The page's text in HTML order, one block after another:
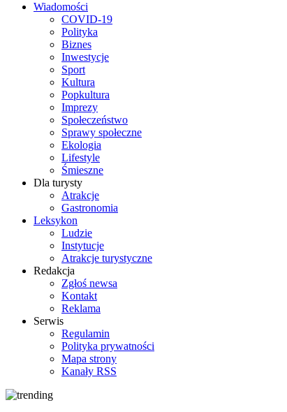
Wiadomości
COVID-19
Polityka
Biznes
Inwestycje
Sport
Kultura
Popkultura
Imprezy
Społeczeństwo
Sprawy społeczne
Ekologia
Lifestyle
Śmieszne
Dla turysty
Atrakcje
Gastronomia
Leksykon
Ludzie
Instytucje
Atrakcje turystyczne
Redakcja
Zgłoś newsa
Kontakt
Reklama
Serwis
Regulamin
Polityka prywatności
Mapa strony
Kanały RSS